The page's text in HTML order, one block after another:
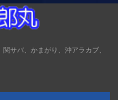
サバ、かまがり、沖アラカブ、